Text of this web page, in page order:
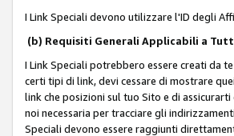
I Link Speciali devono utilizzare l'ID degli
(b) Requisiti Generali Applicabili a
I Link Speciali potrebbero essere creati da
certi tipi di link, devi cessare di mostrare
link che posizioni sul tuo Sito e di
noi necessaria per tracciare gli
Speciali devono essere raggiunti